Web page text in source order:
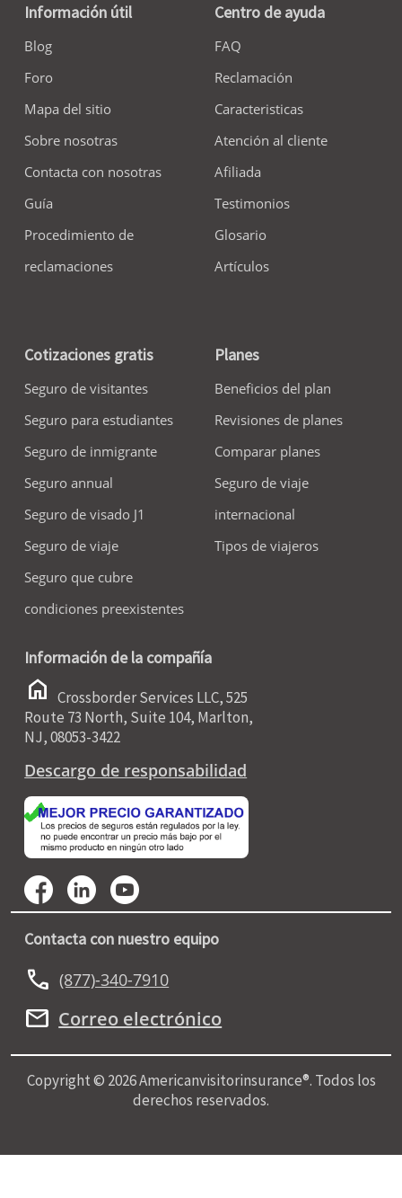
Información útil
Blog
Foro
Mapa del sitio
Sobre nosotras
Contacta con nosotras
Guía
Procedimiento de
reclamaciones
Centro de ayuda
FAQ
Reclamación
Caracteristicas
Atención al cliente
Afiliada
Testimonios
Glosario
Artículos
Cotizaciones gratis
Seguro de visitantes
Seguro para estudiantes
Seguro de inmigrante
Seguro annual
Seguro de visado J1
Seguro de viaje
Seguro que cubre
condiciones preexistentes
Planes
Beneficios del plan
Revisiones de planes
Comparar planes
Seguro de viaje
internacional
Tipos de viajeros
Información de la compañía
home Crossborder Services LLC, 525
Route 73 North, Suite 104, Marlton,
NJ, 08053-3422
Descargo de responsabilidad
Contacta con nuestro equipo
call (877)-340-7910
mail Correo electrónico
Copyright © 2026 Americanvisitorinsurance®. Todos los
derechos reservados.